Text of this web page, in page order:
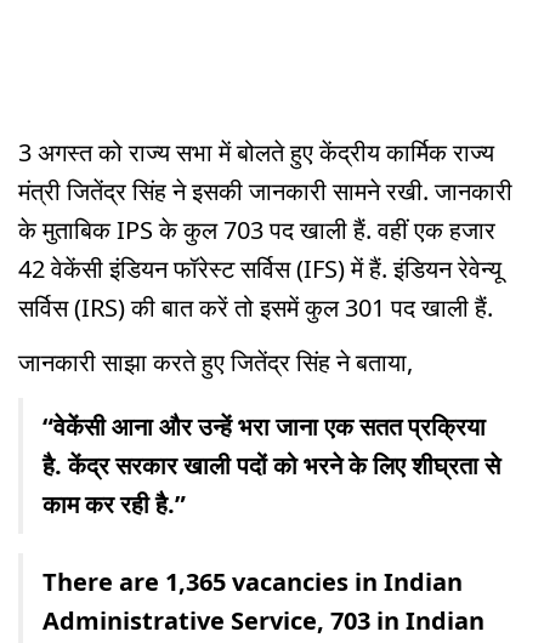
3 अगस्त को राज्य सभा में बोलते हुए केंद्रीय कार्मिक राज्य
मंत्री जितेंद्र सिंह ने इसकी जानकारी सामने रखी. जानकारी
के मुताबिक IPS के कुल 703 पद खाली हैं. वहीं एक हजार
42 वेकेंसी इंडियन फॉरेस्ट सर्विस (IFS) में हैं. इंडियन रेवेन्यू
सर्विस (IRS) की बात करें तो इसमें कुल 301 पद खाली हैं.
जानकारी साझा करते हुए जितेंद्र सिंह ने बताया,
“वेकेंसी आना और उन्हें भरा जाना एक सतत प्रक्रिया
है. केंद्र सरकार खाली पदों को भरने के लिए शीघ्रता से
काम कर रही है.”
There are 1,365 vacancies in Indian
Administrative Service, 703 in Indian